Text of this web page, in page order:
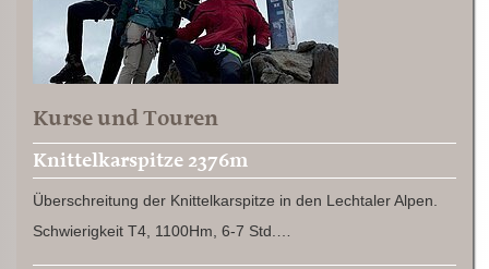
Kurse und Touren
Knittelkarspitze 2376m
Überschreitung der Knittelkarspitze in den Lechtaler Alpen.
Schwierigkeit T4, 1100Hm, 6-7 Std.…